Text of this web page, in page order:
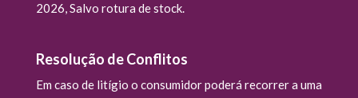
2026, Salvo rotura de stock.
Resolução de Conflitos
Em caso de litígio o consumidor poderá recorrer a uma